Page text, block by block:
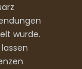
wurde.